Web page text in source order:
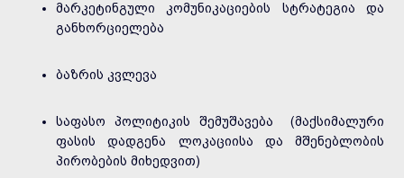
მარკეტინგული კომუნიკაციების სტრატეგია და
განხორციელება
ბაზრის კვლევა
საფასო პოლიტიკის შემუშავება (მაქსიმალური
ფასის დადგენა ლოკაციისა და მშენებლობის
პირობების მიხედვით)